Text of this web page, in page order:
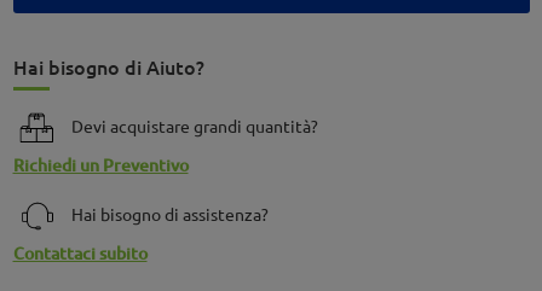
Hai bisogno di Aiuto?
Devi acquistare grandi quantità?
Richiedi un Preventivo
Hai bisogno di assistenza?
Contattaci subito